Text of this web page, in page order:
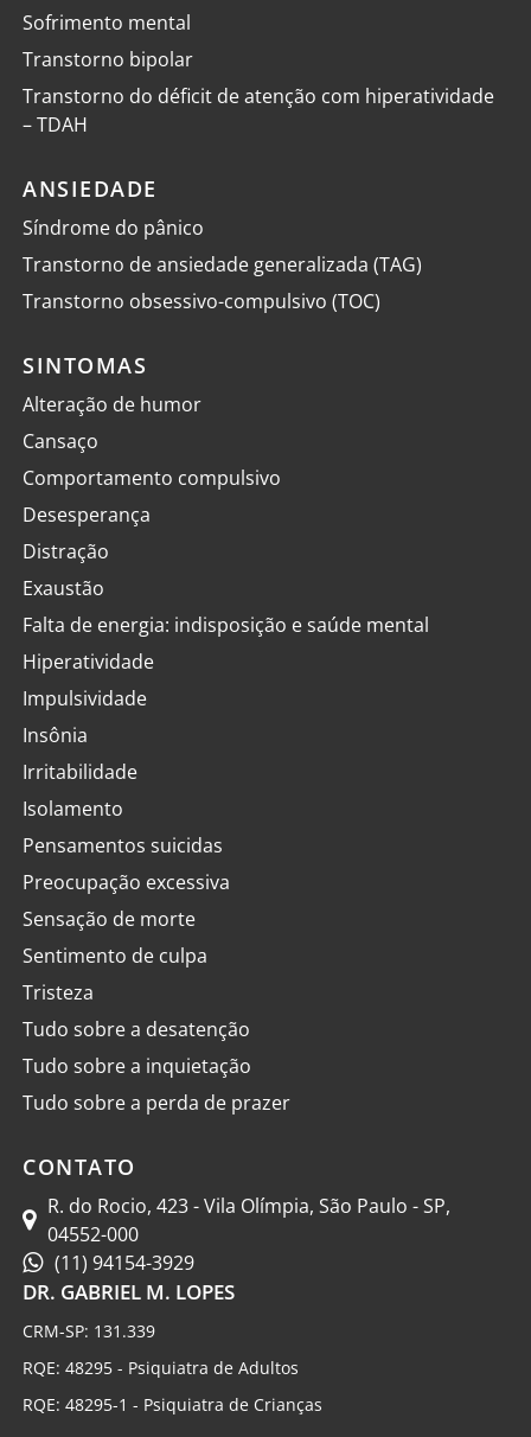
Sofrimento mental
Transtorno bipolar
Transtorno do déficit de atenção com hiperatividade
– TDAH
ANSIEDADE
Síndrome do pânico
Transtorno de ansiedade generalizada (TAG)
Transtorno obsessivo-compulsivo (TOC)
SINTOMAS
Alteração de humor
Cansaço
Comportamento compulsivo
Desesperança
Distração
Exaustão
Falta de energia: indisposição e saúde mental
Hiperatividade
Impulsividade
Insônia
Irritabilidade
Isolamento
Pensamentos suicidas
Preocupação excessiva
Sensação de morte
Sentimento de culpa
Tristeza
Tudo sobre a desatenção
Tudo sobre a inquietação
Tudo sobre a perda de prazer
CONTATO
R. do Rocio, 423 - Vila Olímpia, São Paulo - SP,
04552-000
(11) 94154-3929
DR. GABRIEL M. LOPES
CRM-SP: 131.339
RQE: 48295 - Psiquiatra de Adultos
RQE: 48295-1 - Psiquiatra de Crianças